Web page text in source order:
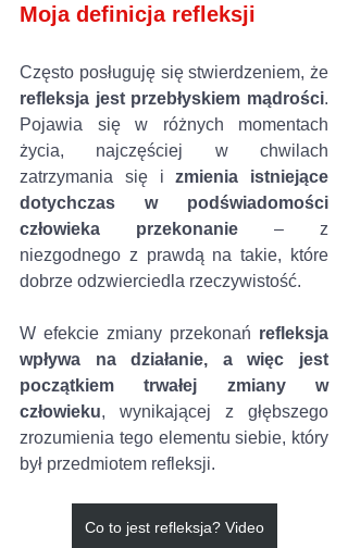
Moja definicja refleksji
refleksja jest przebłyskiem mądrości.
Pojawia się w różnych momentach
życia, najczęściej w chwilach
zatrzymania się i zmienia istniejące
dotychczas w podświadomości
człowieka przekonanie – z
niezgodnego z prawdą na takie, które
dobrze odzwierciedla rzeczywistość.
W efekcie zmiany przekonań refleksja
wpływa na działanie, a więc jest
początkiem trwałej zmiany w
człowieku, wynikającej z głębszego
zrozumienia tego elementu siebie, który
był przedmiotem refleksji.
Co to jest refleksja? Video